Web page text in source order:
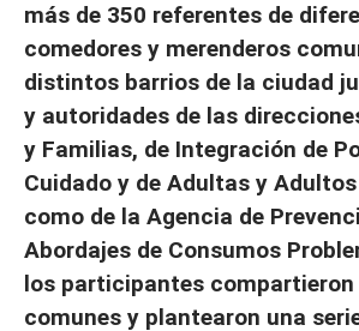
más de 350 referentes de
comedores y merenderos
distintos barrios de la ciudad
y autoridades de las
y Familias, de Integración de
Cuidado y de Adultas y
como de la Agencia de
Abordajes de Consumos
los participantes compartieron
comunes y plantearon una